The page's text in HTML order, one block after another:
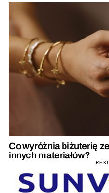
Co wyróżnia biżuterię
innych materiałów?